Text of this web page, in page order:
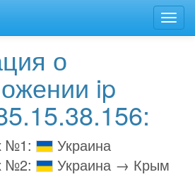
о
ip
№1:
Украина
№2:
Украина → Крым